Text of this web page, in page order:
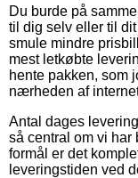
Du burde på
til dig selv eller til
smule mindre
mest letkøbte
hente pakken, som
nærheden af
Antal dages
så central om vi har
formål er det
leveringstiden ved